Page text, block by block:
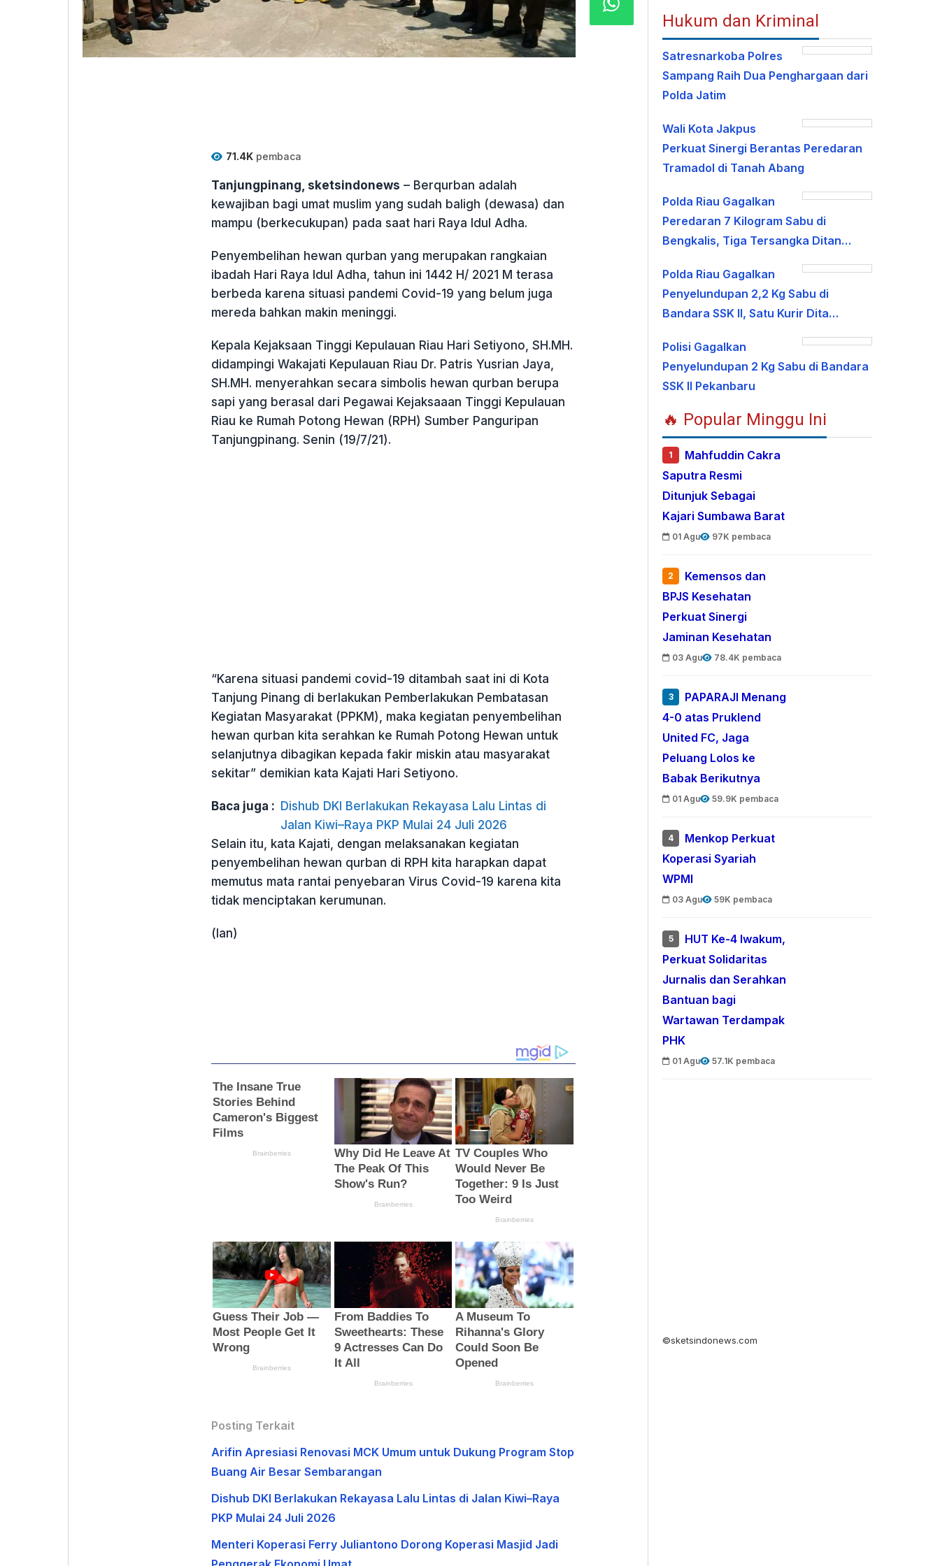
71.4Kpembaca
Tanjungpinang, sketsindonews – Berqurban adalah
kewajiban bagi umat muslim yang sudah baligh (dewasa) dan
mampu (berkecukupan) pada saat hari Raya Idul Adha.
Penyembelihan hewan qurban yang merupakan rangkaian
ibadah Hari Raya Idul Adha, tahun ini 1442 H/ 2021 M terasa
berbeda karena situasi pandemi Covid-19 yang belum juga
mereda bahkan makin meninggi.
Kepala Kejaksaan Tinggi Kepulauan Riau Hari Setiyono, SH.MH.
didampingi Wakajati Kepulauan Riau Dr. Patris Yusrian Jaya,
SH.MH. menyerahkan secara simbolis hewan qurban berupa
sapi yang berasal dari Pegawai Kejaksaaan Tinggi Kepulauan
Riau ke Rumah Potong Hewan (RPH) Sumber Panguripan
Tanjungpinang. Senin (19/7/21).
“Karena situasi pandemi covid-19 ditambah saat ini di Kota
Tanjung Pinang di berlakukan Pemberlakukan Pembatasan
Kegiatan Masyarakat (PPKM), maka kegiatan penyembelihan
hewan qurban kita serahkan ke Rumah Potong Hewan untuk
selanjutnya dibagikan kepada fakir miskin atau masyarakat
sekitar” demikian kata Kajati Hari Setiyono.
Baca juga : Dishub DKI Berlakukan Rekayasa Lalu Lintas di
Jalan Kiwi–Raya PKP Mulai 24 Juli 2026
Selain itu, kata Kajati, dengan melaksanakan kegiatan
penyembelihan hewan qurban di RPH kita harapkan dapat
memutus mata rantai penyebaran Virus Covid-19 karena kita
tidak menciptakan kerumunan.
(Ian)
Posting Terkait
Arifin Apresiasi Renovasi MCK Umum untuk Dukung Program Stop
Buang Air Besar Sembarangan
Dishub DKI Berlakukan Rekayasa Lalu Lintas di Jalan Kiwi–Raya
PKP Mulai 24 Juli 2026
Menteri Koperasi Ferry Juliantono Dorong Koperasi Masjid Jadi
Hukum dan Kriminal
Satresnarkoba Polres
Sampang Raih Dua Penghargaan dari
Polda Jatim
Wali Kota Jakpus
Perkuat Sinergi Berantas Peredaran
Tramadol di Tanah Abang
Polda Riau Gagalkan
Peredaran 7 Kilogram Sabu di
Bengkalis, Tiga Tersangka Ditan…
Polda Riau Gagalkan
Penyelundupan 2,2 Kg Sabu di
Bandara SSK II, Satu Kurir Dita…
Polisi Gagalkan
Penyelundupan 2 Kg Sabu di Bandara
SSK II Pekanbaru
🔥 Popular Minggu Ini
1
Mahfuddin Cakra
Saputra Resmi
Ditunjuk Sebagai
Kajari Sumbawa Barat
01 Agu 97K pembaca
2
Kemensos dan
BPJS Kesehatan
Perkuat Sinergi
Jaminan Kesehatan
03 Agu 78.4K pembaca
3
PAPARAJI Menang
4-0 atas Pruklend
United FC, Jaga
Peluang Lolos ke
Babak Berikutnya
01 Agu 59.9K pembaca
4
Menkop Perkuat
Koperasi Syariah
WPMI
03 Agu 59K pembaca
5
HUT Ke-4 Iwakum,
Perkuat Solidaritas
Jurnalis dan Serahkan
Bantuan bagi
Wartawan Terdampak
PHK
01 Agu 57.1K pembaca
©sketsindonews.com